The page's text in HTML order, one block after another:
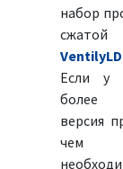
набор
Если у
более
версия
чем